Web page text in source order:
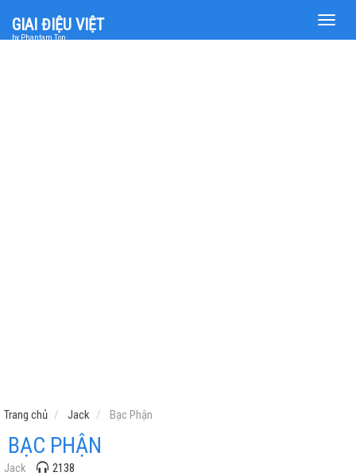
Toggle
GIAI ĐIỆU VIỆT
by Phantam Top
Trang chủ Jack Bạc Phận
BẠC PHẬN
Jack 2138